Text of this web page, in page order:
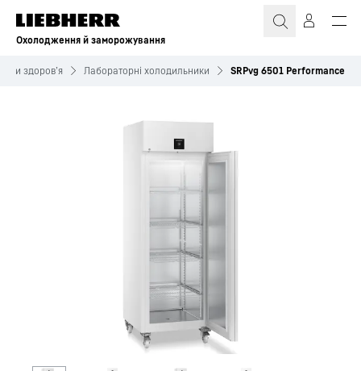
Охолодження й заморожування
здоров’я Лабораторні холодильники SRPvg 6501 Performance